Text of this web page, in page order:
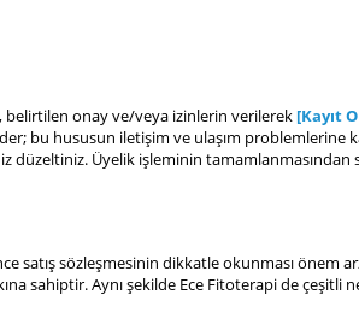
belirtilen onay ve/veya izinlerin verilerek [Kayıt
bu hususun iletişim ve ulaşım problemlerine
düzeltiniz. Üyelik işleminin tamamlanmasından
satış sözleşmesinin dikkatle okunması önem
sahiptir. Aynı şekilde Ece Fitoterapi de çeşitli